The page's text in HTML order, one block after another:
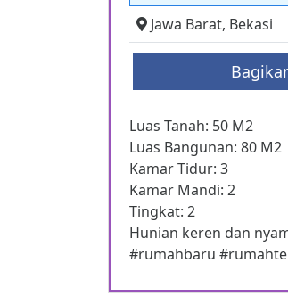
Jawa Barat, Bekasi
Luas Tanah: 50 M2
Luas Bangunan: 80 M2
Kamar Tidur: 3
Kamar Mandi: 2
Tingkat: 2
Hunian keren dan
#rumahbaru